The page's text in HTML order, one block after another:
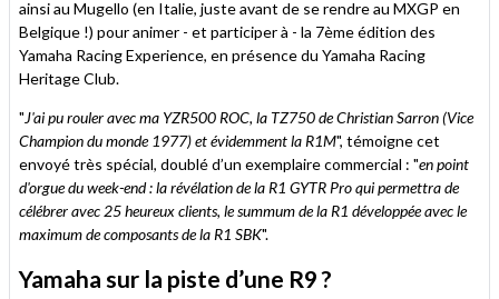
ainsi au Mugello (en Italie, juste avant de se rendre au MXGP en
Belgique !) pour animer - et participer à - la 7ème édition des
Yamaha Racing Experience, en présence du Yamaha Racing
Heritage Club.
"J'ai pu rouler avec ma YZR500 ROC, la TZ750 de Christian Sarron (Vice
Champion du monde 1977) et évidemment la R1M", témoigne cet
envoyé très spécial, doublé d’un exemplaire commercial : "en point
d'orgue du week-end : la révélation de la R1 GYTR Pro qui permettra de
célébrer avec 25 heureux clients, le summum de la R1 développée avec le
maximum de composants de la R1 SBK".
Yamaha sur la piste d’une R9 ?